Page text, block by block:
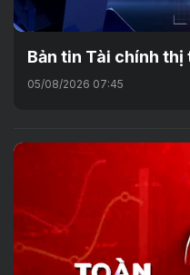
Bản tin Tài chính
05/08/2026 07:45